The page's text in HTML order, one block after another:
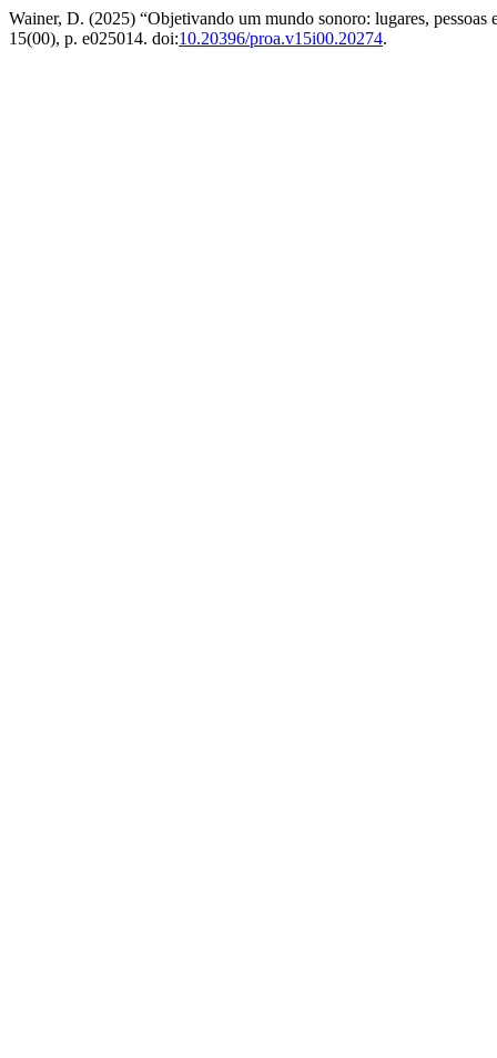
Wainer, D. (2025) “Objetivando um mundo sonoro: lugares,
15(00), p. e025014. doi:10.20396/proa.v15i00.20274.